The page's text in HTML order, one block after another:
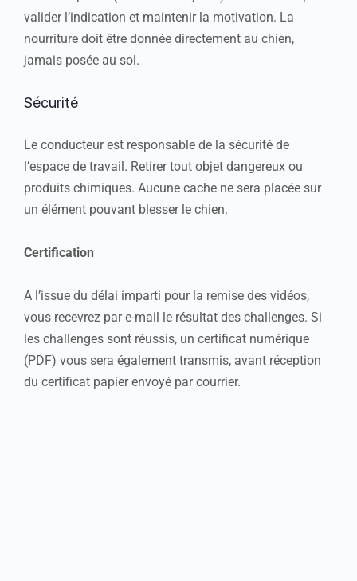
valider l’indication et maintenir la motivation. La
nourriture doit être donnée directement au chien,
jamais posée au sol.
Sécurité
Le conducteur est responsable de la sécurité de
l’espace de travail. Retirer tout objet dangereux ou
produits chimiques. Aucune cache ne sera placée sur
un élément pouvant blesser le chien.
Certification
A l’issue du délai imparti pour la remise des vidéos,
vous recevrez par e-mail le résultat des challenges. Si
les challenges sont réussis, un certificat numérique
(PDF) vous sera également transmis, avant réception
du certificat papier envoyé par courrier.